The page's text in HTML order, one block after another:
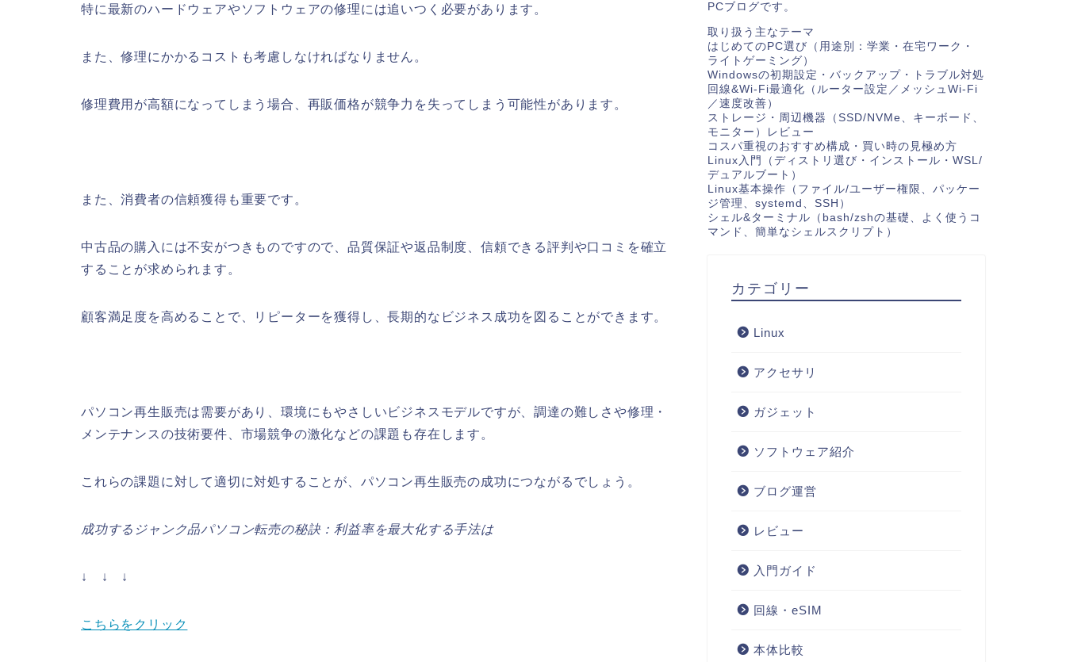
特に最新のハードウェアやソフトウェアの修理には追いつく必要があります。
また、修理にかかるコストも考慮しなければなりません。
修理費用が高額になってしまう場合、再販価格が競争力を失ってしまう可能性があります。
また、消費者の信頼獲得も重要です。
中古品の購入には不安がつきものですので、品質保証や返品制度、信頼できる評判や口コミを確立
することが求められます。
顧客満足度を高めることで、リピーターを獲得し、長期的なビジネス成功を図ることができます。
パソコン再生販売は需要があり、環境にもやさしいビジネスモデルですが、調達の難しさや修理・
メンテナンスの技術要件、市場競争の激化などの課題も存在します。
これらの課題に対して適切に対処することが、パソコン再生販売の成功につながるでしょう。
成功するジャンク品パソコン転売の秘訣：利益率を最大化する手法は
↓ ↓ ↓
こちらをクリック
PCブログです。
取り扱う主なテーマ
はじめてのPC選び（用途別：学業・在宅ワーク・
ライトゲーミング）
Windowsの初期設定・バックアップ・トラブル対処
回線&Wi-Fi最適化（ルーター設定／メッシュWi-Fi
／速度改善）
ストレージ・周辺機器（SSD/NVMe、キーボード、
モニター）レビュー
コスパ重視のおすすめ構成・買い時の見極め方
Linux入門（ディストリ選び・インストール・WSL/
デュアルブート）
Linux基本操作（ファイル/ユーザー権限、パッケー
ジ管理、systemd、SSH）
シェル&ターミナル（bash/zshの基礎、よく使うコ
マンド、簡単なシェルスクリプト）
カテゴリー
Linux
アクセサリ
ガジェット
ソフトウェア紹介
ブログ運営
レビュー
入門ガイド
回線・eSIM
本体比較